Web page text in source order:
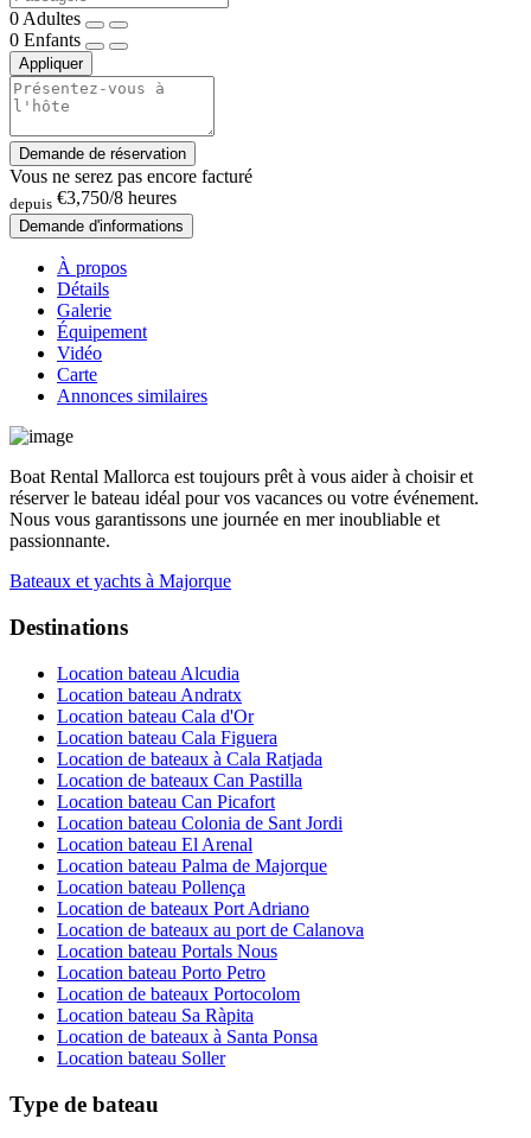
0 Adultes
0 Enfants
Appliquer
Demande de réservation
Vous ne serez pas encore facturé
depuis €3,750/8 heures
Demande d'informations
À propos
Détails
Galerie
Équipement
Vidéo
Carte
Annonces similaires
Boat Rental Mallorca est toujours prêt à vous aider à choisir et
réserver le bateau idéal pour vos vacances ou votre événement.
Nous vous garantissons une journée en mer inoubliable et
passionnante.
Bateaux et yachts à Majorque
Destinations
Location bateau Alcudia
Location bateau Andratx
Location bateau Cala d'Or
Location bateau Cala Figuera
Location de bateaux à Cala Ratjada
Location de bateaux Can Pastilla
Location bateau Can Picafort
Location bateau Colonia de Sant Jordi
Location bateau El Arenal
Location bateau Palma de Majorque
Location bateau Pollença
Location de bateaux Port Adriano
Location de bateaux au port de Calanova
Location bateau Portals Nous
Location bateau Porto Petro
Location de bateaux Portocolom
Location bateau Sa Ràpita
Location de bateaux à Santa Ponsa
Location bateau Soller
Type de bateau